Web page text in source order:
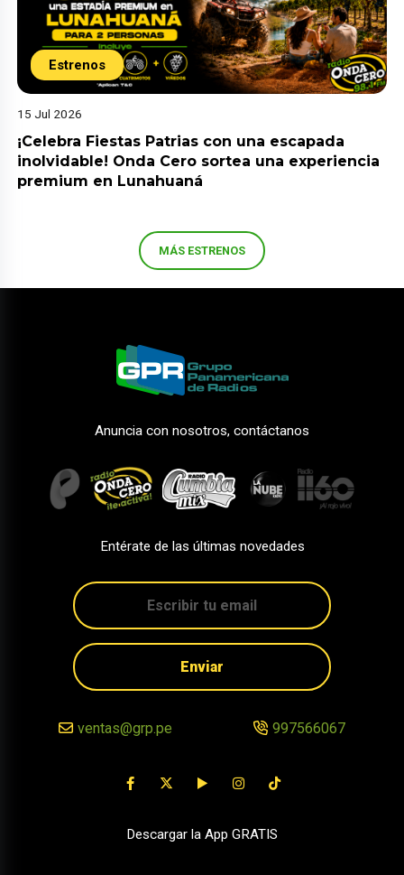
Estrenos
15 Jul 2026
¡Celebra Fiestas Patrias con una escapada
inolvidable! Onda Cero sortea una experiencia
premium en Lunahuaná
MÁS ESTRENOS
Anuncia con nosotros, contáctanos
Entérate de las últimas novedades
Enviar
ventas@grp.pe 997566067
Descargar la App GRATIS